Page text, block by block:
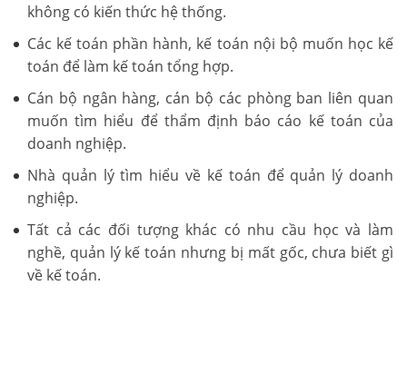
không có kiến thức hệ thống.
Các kế toán phần hành, kế toán nội bộ muốn học kế
toán để làm kế toán tổng hợp.
Cán bộ ngân hàng, cán bộ các phòng ban liên quan
muốn tìm hiểu để thẩm định báo cáo kế toán của
doanh nghiệp.
Nhà quản lý tìm hiểu về kế toán để quản lý doanh
nghiệp.
Tất cả các đối tượng khác có nhu cầu học và làm
nghề, quản lý kế toán nhưng bị mất gốc, chưa biết gì
về kế toán.